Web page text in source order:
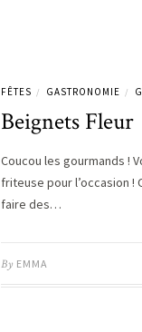
FÊTES / GASTRONOMIE /
Beignets Fleur
Coucou les gourmands !
friteuse pour l’occasion !
faire des…
By EMMA